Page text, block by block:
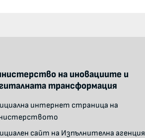
нефт и нефтопродукти- Държавна
на иновациите и
трансформация
интернет страница на
сайт на Изпълнителна агенция